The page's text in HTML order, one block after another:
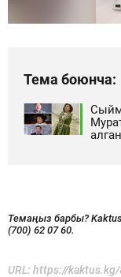
Тема боюнча:
Темаңыз барбы?
(700) 62 07 60.
URL: https://kaktus.kg/